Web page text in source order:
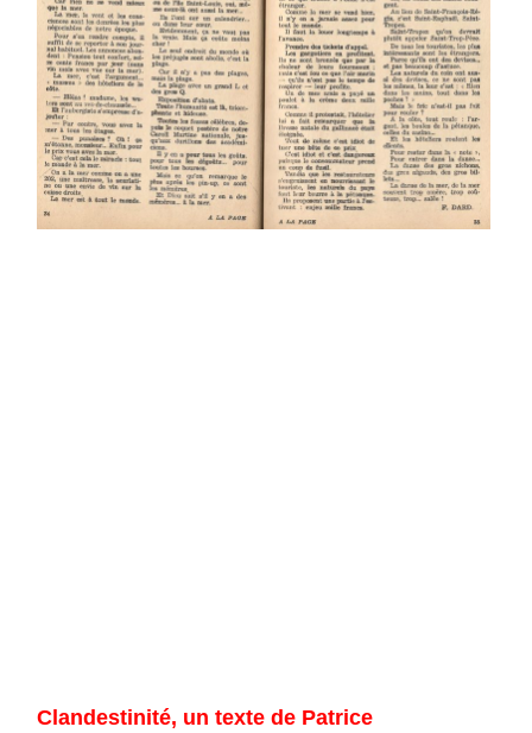
Clandestinité, un texte de Patrice